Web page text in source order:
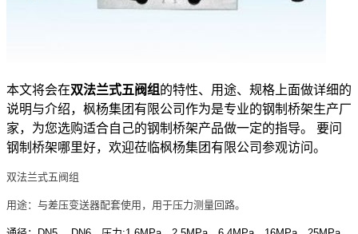
本文将会在双法兰式五阀组 的特性、用途、规格上面做详细的
说明与介绍，枫杨集团有限公司作为是专业的钢制桥架生产厂
家，为您选购适合自己的钢制桥架产品做一定的指导。 要问
钢制桥架哪里好，欢迎莅临枫杨集团有限公司参观访问。
双法兰式五阀组
用途：与差压变送器配套使用，用于压力测量回路。